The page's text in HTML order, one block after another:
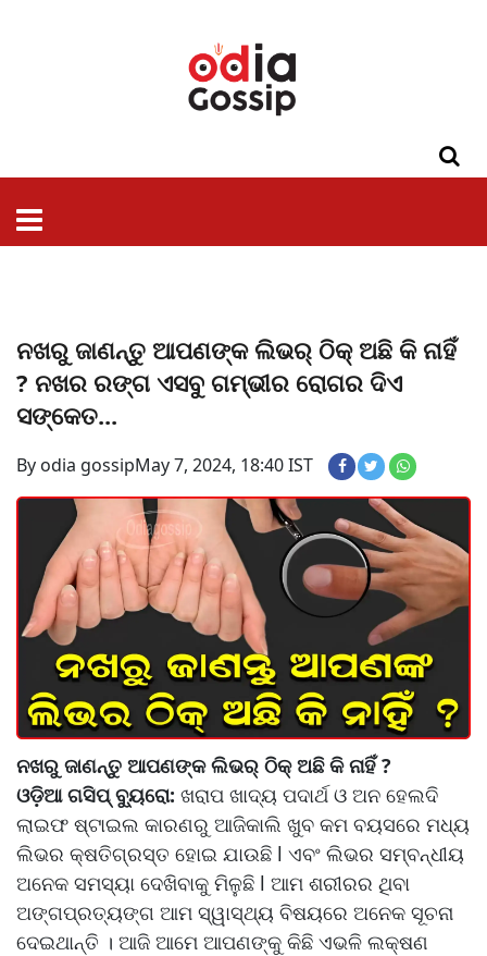
ନଖରୁ ଜାଣନ୍ତୁ ଆପଣଙ୍କ ଲିଭର୍ ଠିକ୍‌ ଅଛି କି ନାହିଁ
? ନଖର ରଙ୍ଗ ଏସବୁ ଗମ୍ଭୀର ରୋଗର ଦିଏ
ସଙ୍କେତ...
By odia gossipMay 7, 2024, 18:40 IST
ନଖରୁ ଜାଣନ୍ତୁ ଆପଣଙ୍କ ଲିଭର୍ ଠିକ୍‌ ଅଛି କି ନାହିଁ ?
ଓଡ଼ିଆ ଗସିପ୍ ବ୍ୟୁରୋ: ଖରାପ ଖାଦ୍ୟ ପଦାର୍ଥ ଓ ଅନ ହେଲଦି
ଲାଇଫ ଷ୍ଟାଇଲ କାରଣରୁ ଆଜିକାଲି ଖୁବ କମ ବୟସରେ ମଧ୍ୟ
ଲିଭର କ୍ଷତିଗ୍ରସ୍ତ ହୋଇ ଯାଉଛି l ଏବଂ ଲିଭର ସମ୍ବନ୍ଧୀୟ
ଅନେକ ସମସ୍ୟା ଦେଖିବାକୁ ମିଳୁଛି l ଆମ ଶରୀରର ଥିବା
ଅଙ୍ଗପ୍ରତ୍ୟଙ୍ଗ ଆମ ସ୍ୱାସ୍ଥ୍ୟ ବିଷୟରେ ଅନେକ ସୂଚନା
ଦେଇଥାନ୍ତି । ଆଜି ଆମେ ଆପଣଙ୍କୁ କିଛି ଏଭଳି ଲକ୍ଷଣ